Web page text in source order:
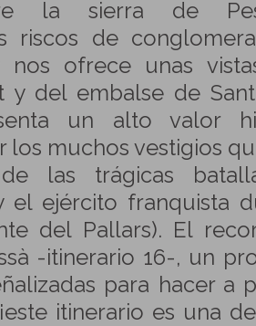
la sierra de
riscos de
nos ofrece unas
y del embalse de
un alto valor
los muchos vestigios
las trágicas
el ejército franquista
del Pallars). El
-itinerario 16-, un
para hacer a
itinerario es una